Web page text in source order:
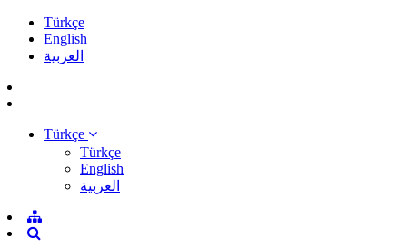
Türkçe
English
العربية
Türkçe
Türkçe
English
العربية